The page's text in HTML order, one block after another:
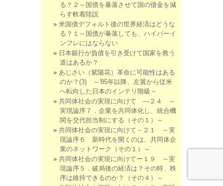
る？２～国債を暴落させて国の借金を減
らす軟着陸説
米国債デフォルト後の世界経済はどうな
る？１～国債が暴落しても、ハイパーイ
ンフレにはならない
日本銀行が負債を引き受けて国家を救う
道はあるか？
あじさい（紫陽花）革命に可能性はある
のか？(3) ～'85年以降、左翼から従米
へ転向した日本のインテリ階級～
共同体社会の実現に向けて ―２４ ～
実現論序７．企業を共同体化し、統合機
関を交代担当制にする（その１）～
共同体社会の実現に向けて－２１ ～実
現論序６ 新時代を開くのは、共同体企
業のネットワーク（その１）～
共同体社会の実現に向けてー１９ ～実
現論序５．破局後の経済は？その時、秩
序は維持できるのか？（その４）～